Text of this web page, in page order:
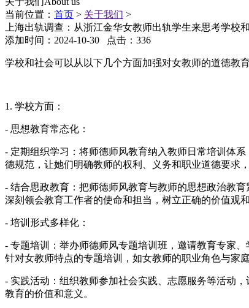
当前位置： 首页 > 关于我们 >
上海出轨调查：从浙江金华女教师出轨学生来思考学校
添加时间：2024-10-30 点击：336
学校和社会可以从以下几个方面加强对女教师的道德教
1. 学校方面：
- 思想教育常态化：
- 定期组织学习：将师德师风教育纳入教师日常培训体
德规范，让她们明确教师的权利、义务和职业道德要求
- 结合思政教育：把师德师风教育与教师的思想政治教
深刻领会教育工作者的使命和担当，树立正确的价值观和
- 培训形式多样化：
- 专题培训：举办师德师风专题培训班，邀请教育专家
针对女教师特点的专题培训，如女教师的职业角色与家
- 实践活动：组织教师参加社会实践、志愿服务等活动
教育的价值和意义。